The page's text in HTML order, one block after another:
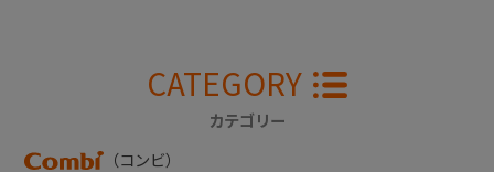
CATEGORY
カテゴリー
（コンビ）